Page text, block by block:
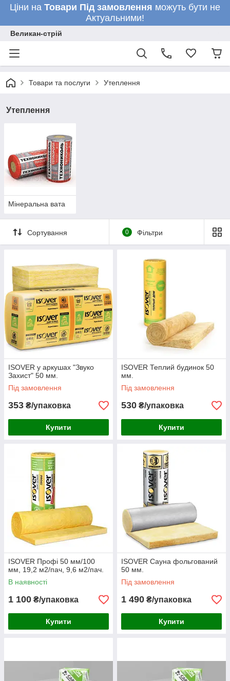
Ціни на Товари Під замовлення можуть бути не
Актуальними!
Великан-стрій
Товари та послуги Утеплення
Утеплення
Мінеральна вата
Сортування 0 Фільтри
ISOVER у аркушах "Звуко
Захист" 50 мм.
Під замовлення
353 ₴/упаковка
Купити
ISOVER Теплий будинок 50
мм.
Під замовлення
530 ₴/упаковка
Купити
ISOVER Профі 50 мм/100
мм, 19,2 м2/пач, 9,6 м2/пач.
В наявності
1 100 ₴/упаковка
Купити
ISOVER Сауна фольгований
50 мм.
Під замовлення
1 490 ₴/упаковка
Купити